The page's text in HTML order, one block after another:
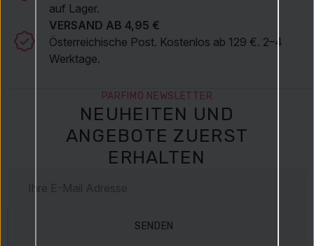
auf Lager.
VERSAND AB 4,95 €
Österreichische Post. Kostenlos ab 129 €. 2–4
Werktage.
PARFIMO NEWSLETTER
NEUHEITEN UND
ANGEBOTE ZUERST
ERHALTEN
SENDEN